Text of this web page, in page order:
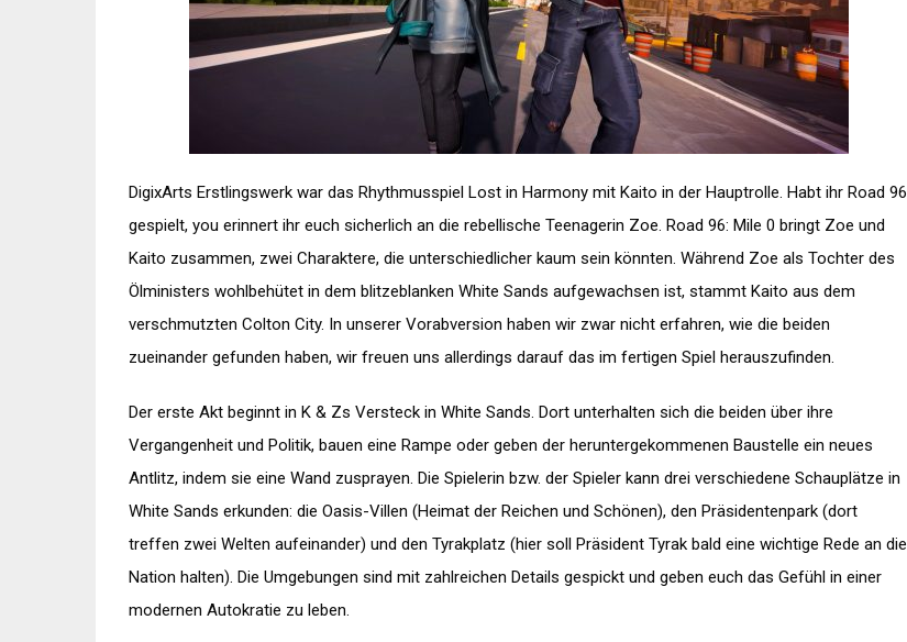
DigixArts Erstlingswerk war das Rhythmusspiel Lost in Harmony mit Kaito in der Hauptrolle. Habt ihr Road 96
gespielt, you erinnert ihr euch sicherlich an die rebellische Teenagerin Zoe. Road 96: Mile 0 bringt Zoe und
Kaito zusammen, zwei Charaktere, die unterschiedlicher kaum sein könnten. Während Zoe als Tochter des
Ölministers wohlbehütet in dem blitzeblanken White Sands aufgewachsen ist, stammt Kaito aus dem
verschmutzten Colton City. In unserer Vorabversion haben wir zwar nicht erfahren, wie die beiden
zueinander gefunden haben, wir freuen uns allerdings darauf das im fertigen Spiel herauszufinden.
Der erste Akt beginnt in K & Zs Versteck in White Sands. Dort unterhalten sich die beiden über ihre
Vergangenheit und Politik, bauen eine Rampe oder geben der heruntergekommenen Baustelle ein neues
Antlitz, indem sie eine Wand zusprayen. Die Spielerin bzw. der Spieler kann drei verschiedene Schauplätze in
White Sands erkunden: die Oasis-Villen (Heimat der Reichen und Schönen), den Präsidentenpark (dort
treffen zwei Welten aufeinander) und den Tyrakplatz (hier soll Präsident Tyrak bald eine wichtige Rede an die
Nation halten). Die Umgebungen sind mit zahlreichen Details gespickt und geben euch das Gefühl in einer
modernen Autokratie zu leben.